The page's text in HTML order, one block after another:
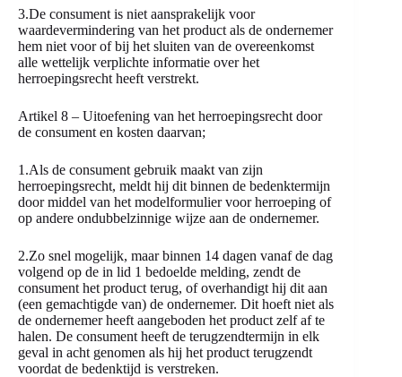
3.De consument is niet aansprakelijk voor
waardevermindering van het product als de ondernemer
hem niet voor of bij het sluiten van de overeenkomst
alle wettelijk verplichte informatie over het
herroepingsrecht heeft verstrekt.
Artikel 8 – Uitoefening van het herroepingsrecht door
de consument en kosten daarvan;
1.Als de consument gebruik maakt van zijn
herroepingsrecht, meldt hij dit binnen de bedenktermijn
door middel van het modelformulier voor herroeping of
op andere ondubbelzinnige wijze aan de ondernemer.
2.Zo snel mogelijk, maar binnen 14 dagen vanaf de dag
volgend op de in lid 1 bedoelde melding, zendt de
consument het product terug, of overhandigt hij dit aan
(een gemachtigde van) de ondernemer. Dit hoeft niet als
de ondernemer heeft aangeboden het product zelf af te
halen. De consument heeft de terugzendtermijn in elk
geval in acht genomen als hij het product terugzendt
voordat de bedenktijd is verstreken.